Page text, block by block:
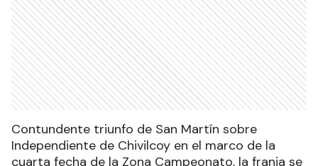
Contundente triunfo de San Martín sobre
Independiente de Chivilcoy en el marco de la
cuarta fecha de la Zona Campeonato, la franja se